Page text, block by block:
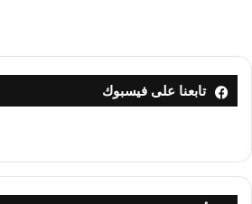
تابعنا على فيسبوك